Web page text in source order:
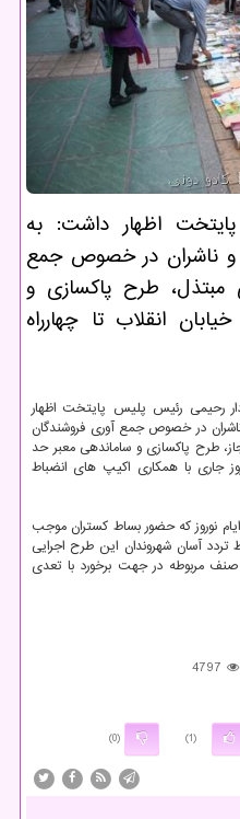
اظهار داشت: به
و ناشران در خصوص جمع
مبتذل، طرح پاكسازی و
انقلاب تا چهارراه
رحیمی رئیس پلیس پایتخت اظهار
در خصوص جمع آوری فروشندگان
طرح پاكسازی و ساماندهی معبر حد
جاری با همكاری اكیپ های انضباط
نوروز كه حضور بساط كستران موجب
تردد آسان شهروندان این طرح اجرایی
مربوطه در جهت برخورد با تعدی
4797
(1)
(0)